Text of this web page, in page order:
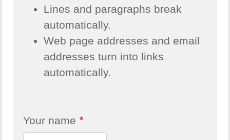
Lines and paragraphs break
automatically.
Web page addresses and email
addresses turn into links
automatically.
Your name